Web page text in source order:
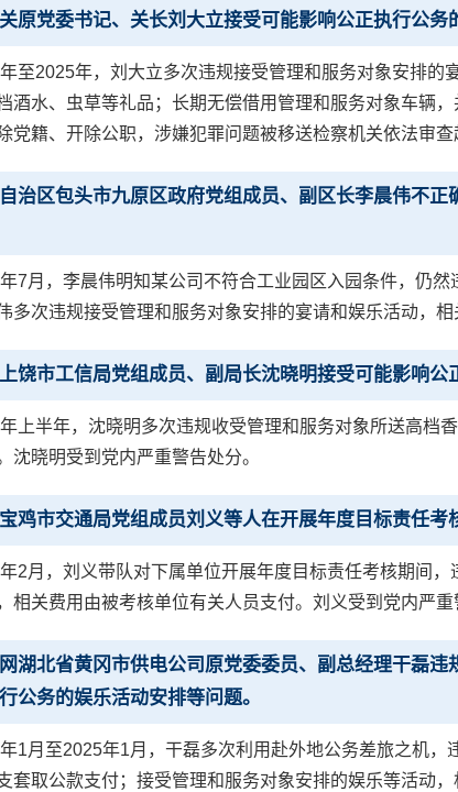
原党委书记、关长刘大立接受可能影响公正执行公
至2025年，刘大立多次违规接受管理和服务对象安排
酒水、虫草等礼品；长期无偿借用管理和服务对象车辆
党籍、开除公职，涉嫌犯罪问题被移送检察机关依法审查
治区包头市九原区政府党组成员、副区长李晨伟不
7月，李晨伟明知某公司不符合工业园区入园条件，仍
多次违规接受管理和服务对象安排的宴请和娱乐活动，
饶市工信局党组成员、副局长沈晓明接受可能影响公
上半年，沈晓明多次违规收受管理和服务对象所送高档
沈晓明受到党内严重警告处分。
鸡市交通局党组成员刘义等人在开展年度目标责任考
2月，刘义带队对下属单位开展年度目标责任考核期间
相关费用由被考核单位有关人员支付。刘义受到党内严
湖北省黄冈市供电公司原党委委员、副总经理干磊
公务的娱乐活动安排等问题。
1月至2025年1月，干磊多次利用赴外地公务差旅之机
套取公款支付；接受管理和服务对象安排的娱乐等活动